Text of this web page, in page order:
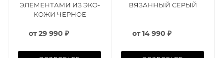
ЭЛЕМЕНТАМИ ИЗ ЭКО-
КОЖИ ЧЕРНОЕ
от29 990 ₽
ВЯЗАННЫЙ СЕРЫЙ
от14 990 ₽